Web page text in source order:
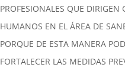
PROFESIONALES QUE DIRIGEN
HUMANOS EN EL ÁREA DE
PORQUE DE ESTA MANERA
FORTALECER LAS MEDIDAS